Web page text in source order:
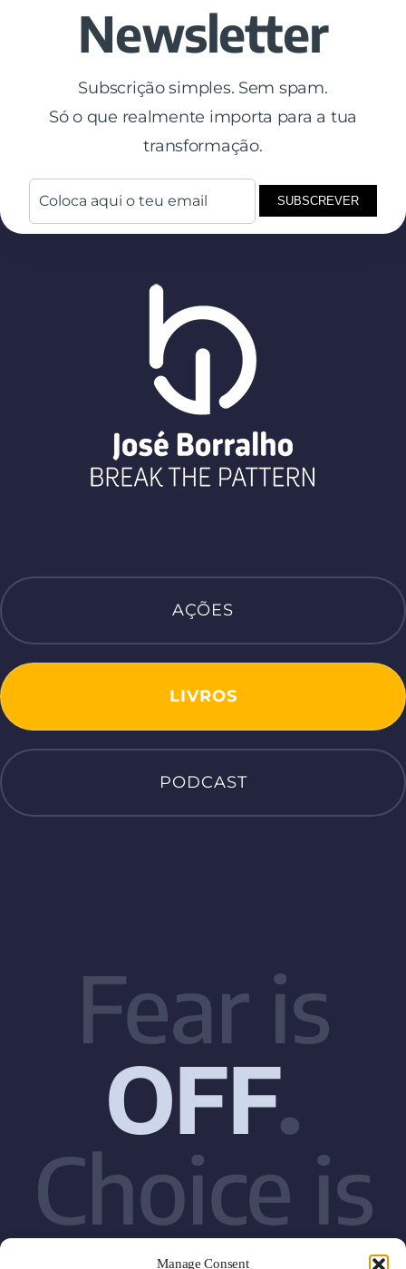
Manage Consent
Newsletter
Subscrição simples. Sem spam.
Só o que realmente importa para a tua
transformação.
SUBSCREVER
AÇÕES
LIVROS
PODCAST
Fear is
OFF.
Choice is